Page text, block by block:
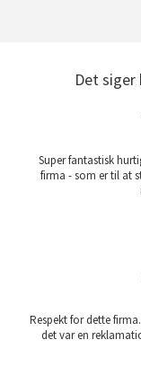
Det siger
Super fantastisk
firma - som er til at
Respekt for dette
det var en